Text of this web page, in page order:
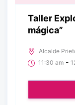
Taller
mágica”
Alcalde
11:30 am -